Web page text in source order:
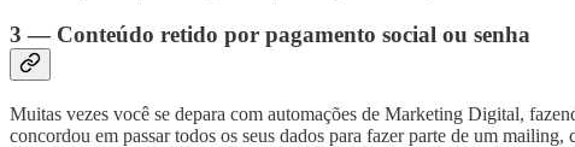
3 — Conteúdo retido por pagamento social ou senha
Muitas vezes você se depara com automações de Marketing Digital,
concordou em passar todos os seus dados para fazer parte de um mailing,